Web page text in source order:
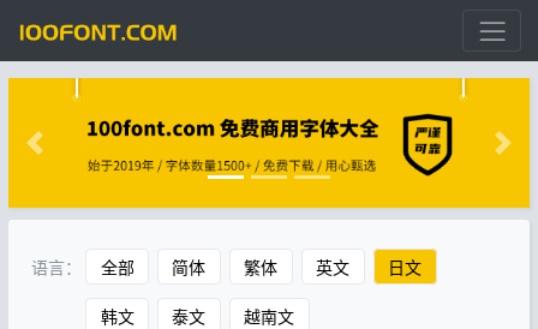
语言： 全部 简体 繁体 英文 日文
韩文 泰文 越南文